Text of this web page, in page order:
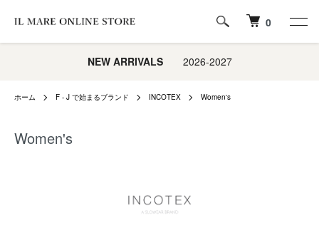
0
NEW ARRIVALS2026-2027
ホーム F - J で始まるブランド INCOTEX Women's
Women's